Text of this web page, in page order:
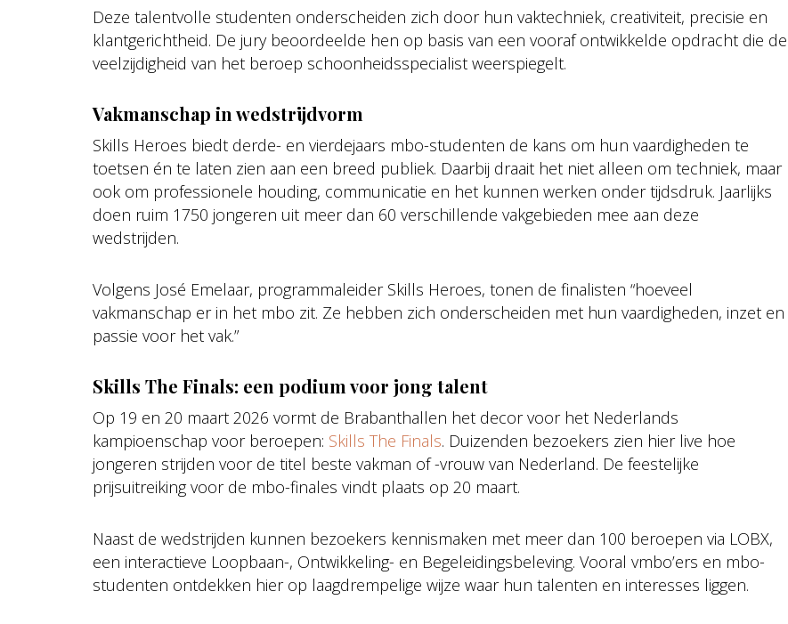
Deze talentvolle studenten onderscheiden zich door hun vaktechniek, creativiteit, precisie en
klantgerichtheid. De jury beoordeelde hen op basis van een vooraf ontwikkelde opdracht die de
veelzijdigheid van het beroep schoonheidsspecialist weerspiegelt.
Vakmanschap in wedstrijdvorm
Skills Heroes biedt derde- en vierdejaars mbo-studenten de kans om hun vaardigheden te
toetsen én te laten zien aan een breed publiek. Daarbij draait het niet alleen om techniek, maar
ook om professionele houding, communicatie en het kunnen werken onder tijdsdruk. Jaarlijks
doen ruim 1750 jongeren uit meer dan 60 verschillende vakgebieden mee aan deze
wedstrijden.
Volgens José Emelaar, programmaleider Skills Heroes, tonen de finalisten “hoeveel
vakmanschap er in het mbo zit. Ze hebben zich onderscheiden met hun vaardigheden, inzet en
passie voor het vak.”
Skills The Finals: een podium voor jong talent
Op 19 en 20 maart 2026 vormt de Brabanthallen het decor voor het Nederlands
kampioenschap voor beroepen: Skills The Finals. Duizenden bezoekers zien hier live hoe
jongeren strijden voor de titel beste vakman of -vrouw van Nederland. De feestelijke
prijsuitreiking voor de mbo-finales vindt plaats op 20 maart.
Naast de wedstrijden kunnen bezoekers kennismaken met meer dan 100 beroepen via LOBX,
een interactieve Loopbaan-, Ontwikkeling- en Begeleidingsbeleving. Vooral vmbo’ers en mbo-
studenten ontdekken hier op laagdrempelige wijze waar hun talenten en interesses liggen.